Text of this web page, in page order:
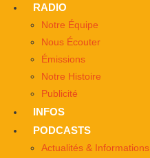
RADIO
Notre Équipe
Nous Écouter
Émissions
Notre Histoire
Publicité
INFOS
PODCASTS
Actualités & Informations